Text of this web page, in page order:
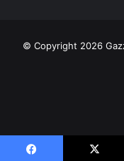
© Copyright 2026